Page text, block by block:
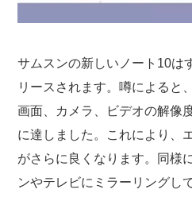
サムスンの新しいノート10は
リースされます。噂によると
画面、カメラ、ビデオの解像
に達しました。これにより、
がさらに良くなります。同様
ンやテレビにミラーリングし